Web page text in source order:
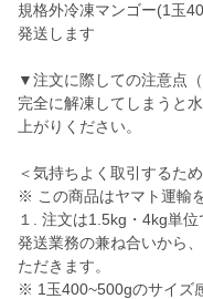
規格外冷凍マンゴー(1玉
発送します
▼注文に際しての注意点
完全に解凍してしまうと
上がりください。
＜気持ちよく取引するた
※ この商品はヤマト運輸
１. 注文は1.5kg・4kg単位
発送業務の兼ね合いから
ただきます。
※ 1玉400~500gのサイズ